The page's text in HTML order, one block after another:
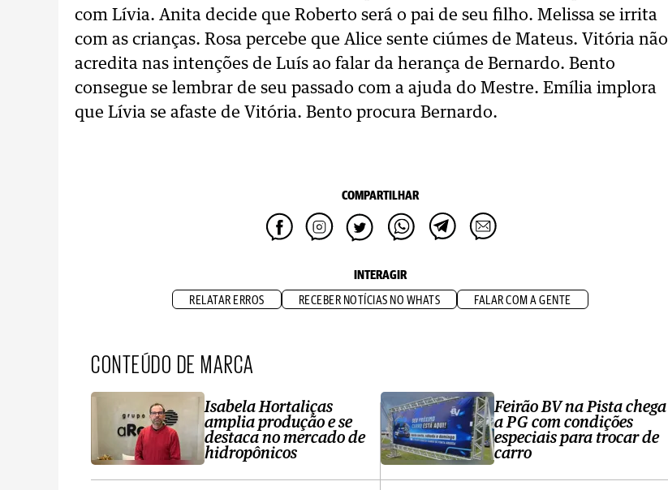
com Lívia. Anita decide que Roberto será o pai de seu filho. Melissa se irrita
com as crianças. Rosa percebe que Alice sente ciúmes de Mateus. Vitória não
acredita nas intenções de Luís ao falar da herança de Bernardo. Bento
consegue se lembrar de seu passado com a ajuda do Mestre. Emília implora
que Lívia se afaste de Vitória. Bento procura Bernardo.
COMPARTILHAR
INTERAGIR
RELATAR ERROS RECEBER NOTÍCIAS NO WHATS FALAR COM A GENTE
CONTEÚDO DE MARCA
Isabela Hortaliças
amplia produção e se
destaca no mercado de
hidropônicos
Feirão BV na Pista chega
a PG com condições
especiais para trocar de
carro